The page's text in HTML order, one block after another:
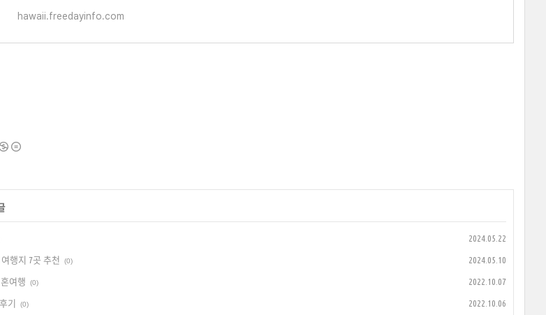
hawaii.freedayinfo.com
2024.05.22
행지 7곳 추천 (0) 2024.05.10
여행 (0) 2022.10.07
기 (0) 2022.10.06